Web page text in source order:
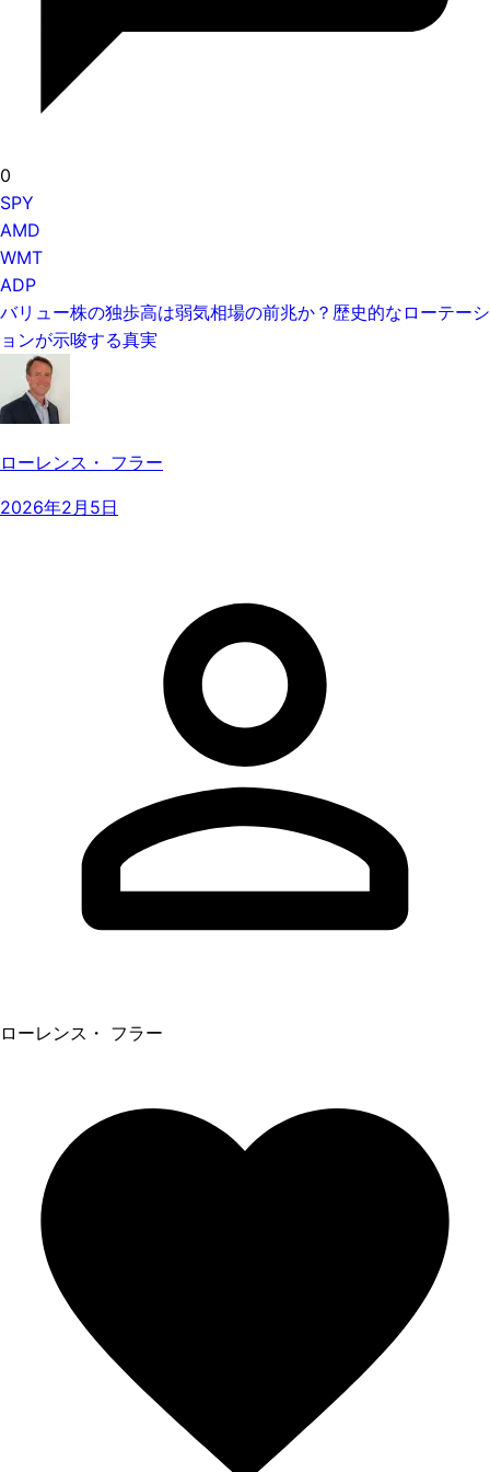
0
SPY
AMD
WMT
ADP
バリュー株の独歩高は弱気相場の前兆か？歴史的なローテーシ
ョンが示唆する真実
ローレンス・ フラー
2026年2月5日
ローレンス・ フラー